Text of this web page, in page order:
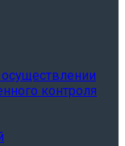
контроля